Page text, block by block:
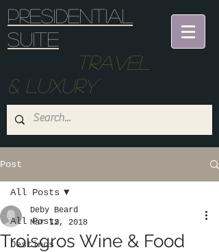
Presidential
suite
Travel
& Luxury
Post
All Posts
Destinos
All Posts
Troisgros Wine & Food
Deby Beard
Mar 12, 2018